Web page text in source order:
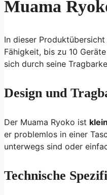
Muama
In dieser
Fähigkeit, bis zu 10
sich durch seine
Design und
Der Muama Ryoko ist klein
er problemlos in einer
unterwegs sind oder
Technische